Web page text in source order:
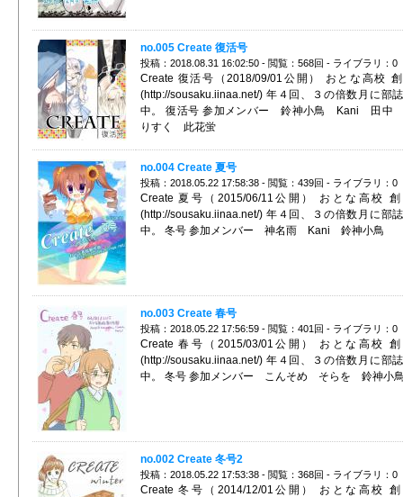
no.005 Create 復活号
投稿：2018.08.31 16:02:50 - 閲覧：568回 - ライブラリ：0
Create 復活号（2018/09/01公開） おとな高校
(http://sousaku.iinaa.net/) 年４回、３の倍数月に部
中。 復活号 参加メンバー 鈴神小鳥 Kani 田中
りすく 此花蛍
no.004 Create 夏号
投稿：2018.05.22 17:58:38 - 閲覧：439回 - ライブラリ：0
Create 夏号（2015/06/11公開） おとな高校
(http://sousaku.iinaa.net/) 年４回、３の倍数月に部
中。 冬号 参加メンバー 神名雨 Kani 鈴神小鳥
no.003 Create 春号
投稿：2018.05.22 17:56:59 - 閲覧：401回 - ライブラリ：0
Create 春号（2015/03/01公開） おとな高校
(http://sousaku.iinaa.net/) 年４回、３の倍数月に部
中。 冬号 参加メンバー こんそめ そらを 鈴神小
no.002 Create 冬号2
投稿：2018.05.22 17:53:38 - 閲覧：368回 - ライブラリ：0
Create 冬号（2014/12/01公開） おとな高校